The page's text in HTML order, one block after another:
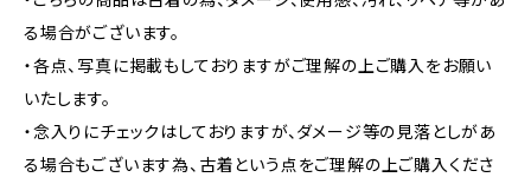
る場合がございます。
・各点、写真に掲載もしておりますがご理解の上ご購入をお願い
いたします。
・念入りにチェックはしておりますが、ダメージ等の見落としがあ
る場合もございます為、古着という点をご理解の上ご購入くださ